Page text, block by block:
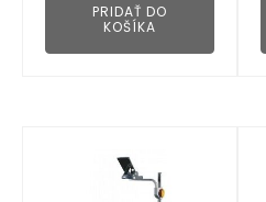
PRIDAŤ DO
KOŠÍKA